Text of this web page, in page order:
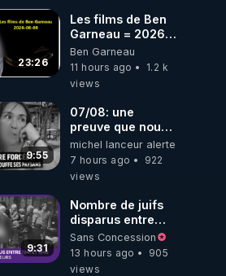
23:26
Les films de Ben
Garneau = 2026-
08-08
Ben Garneau
11 hours ago
1.2 k
views
9:55
07/08: une
preuve que nous
somme passé en
absurdie une
dictature qui veut
opposant !
michel lanceur alerte
7 hours ago
922
views
9:31
Nombre de juifs
disparus entre
1941 et 1945
(Réponse à mes
accusateurs)
Sans Concession
13 hours ago
905
views